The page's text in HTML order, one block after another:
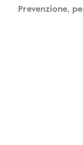
Prevenzione,